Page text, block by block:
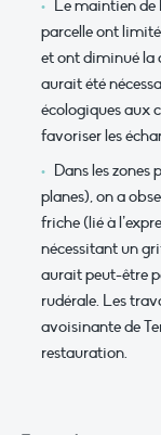
Le maintien de
parcelle ont
et ont diminué la
aurait été
écologiques aux
favoriser les
Dans les
planes), on a
friche (lié à
nécessitant un
aurait peut-être
rudérale. Les
avoisinante de
restauration.